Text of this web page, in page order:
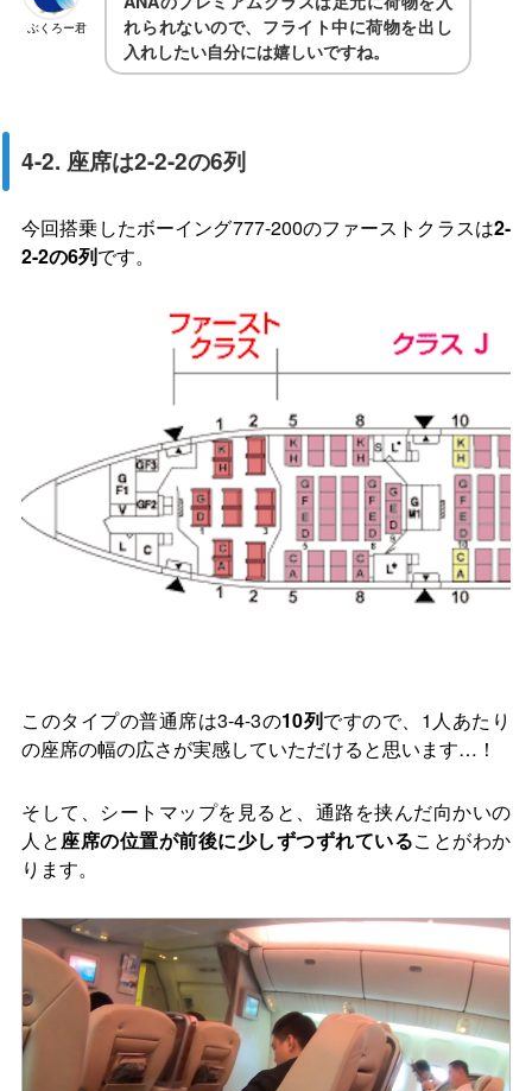
ぶくろー君
れられないので、フライト中に荷物を出し
入れしたい自分には嬉しいですね。
4-2. 座席は2-2-2の6列
今回搭乗したボーイング777-200のファーストクラスは2-
2-2の6列です。
このタイプの普通席は3-4-3の10列ですので、1人あたり
の座席の幅の広さが実感していただけると思います…！
そして、シートマップを見ると、通路を挟んだ向かいの
人と座席の位置が前後に少しずつずれていることがわか
ります。